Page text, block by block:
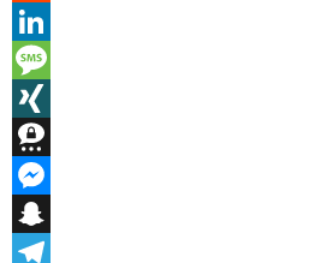
Reddit
LinkedIn
Message
XING
Threema
Messenger
Snapchat